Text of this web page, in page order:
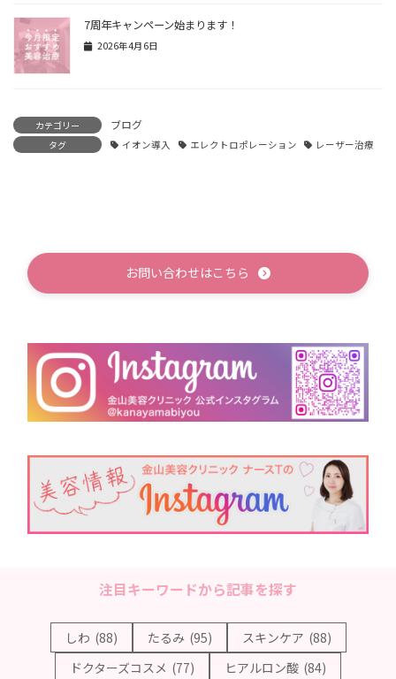
7周年キャンペーン始まります！
2026年4月6日
カテゴリー ブログ
タグ イオン導入 エレクトロポレーション レーザー治療
お問い合わせはこちら
注目キーワードから記事を探す
しわ (88) たるみ (95) スキンケア (88)
ドクターズコスメ (77) ヒアルロン酸 (84)